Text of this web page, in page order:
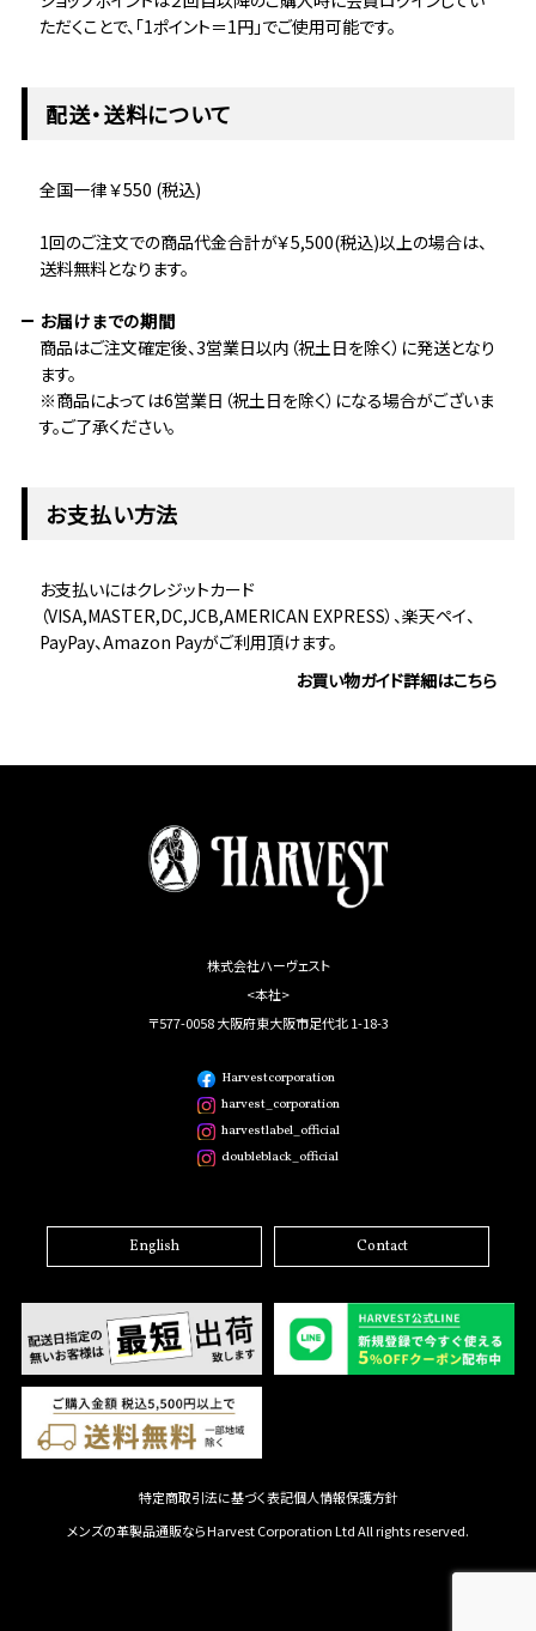
ただくことで、「1ポイント＝1円」でご使用可能です。
配送・送料について
全国一律 ￥550 (税込)
1回のご注文での商品代金合計が￥5,500(税込)以上の場合は、
送料無料となります。
お届けまでの期間
商品はご注文確定後、3営業日以内（祝土日を除く）に発送となり
ます。
※商品によっては6営業日（祝土日を除く）になる場合がございま
す。ご了承ください。
お支払い方法
お支払いにはクレジットカード
（VISA,MASTER,DC,JCB,AMERICAN EXPRESS）、楽天ペイ、
PayPay、Amazon Payがご利用頂けます。
お買い物ガイド詳細はこちら
株式会社ハーヴェスト
<本社>
〒577-0058 大阪府東大阪市足代北 1-18-3
Harvestcorporation
harvest_corporation
harvestlabel_official
doubleblack_official
English Contact
特定商取引法に基づく表記個人情報保護方針
メンズの革製品通販ならHarvest Corporation Ltd All rights reserved.